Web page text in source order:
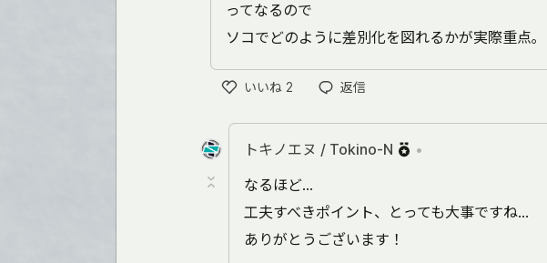
ってなるので
ソコでどのように差別化を図れるかが実際重点｡
いいね 2
い
ね
返信
トキノエヌ / Tokino-N
•
なるほど...
工夫すべきポイント、とっても大事ですね...
ありがとうございます！